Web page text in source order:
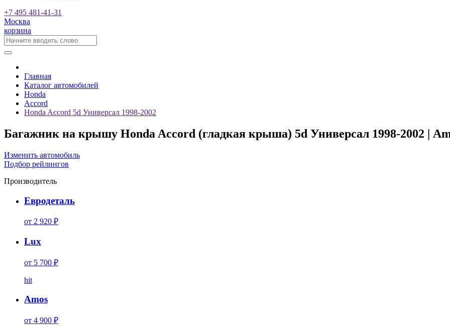
+7 495 481-41-31
Москва
корзина
Главная
Каталог автомобилей
Honda
Accord
Honda Accord 5d Универсал 1998-2002
Багажник на крышу Honda Accord (гладкая крыша) 5d Универсал 1998-2002 |
Изменить автомобиль
Подбор рейлингов
Производитель
Евродеталь
от 2 920 ₽
Lux
от 5 700 ₽
hit
Amos
от 4 900 ₽